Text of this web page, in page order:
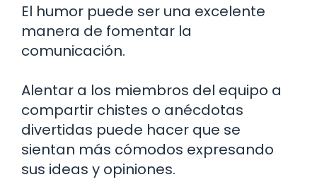
El humor puede ser una excelente
manera de fomentar la
comunicación.
Alentar a los miembros del equipo a
compartir chistes o anécdotas
divertidas puede hacer que se
sientan más cómodos expresando
sus ideas y opiniones.